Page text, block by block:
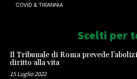
COVID & TIRANNIA
Scelti per
Il Tribunale di Roma prevede
diritto alla vita
15 Luglio 2022